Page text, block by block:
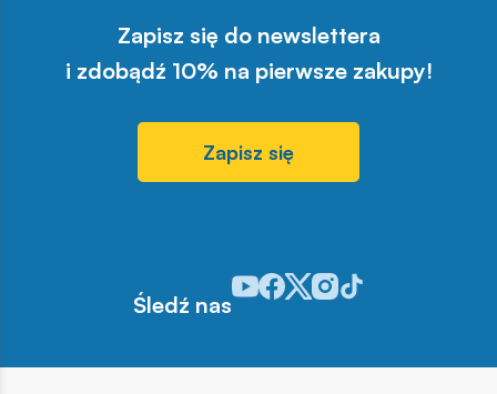
Zapisz się do newslettera
i zdobądź 10% na pierwsze zakupy!
Zapisz się
Śledź nas
Odwiedź nasz profil w serwisie
Odwiedź nasz profil w serwisie
Odwiedź nasz profil w
Odwiedź nasz profil w
Odwiedź nasz profil